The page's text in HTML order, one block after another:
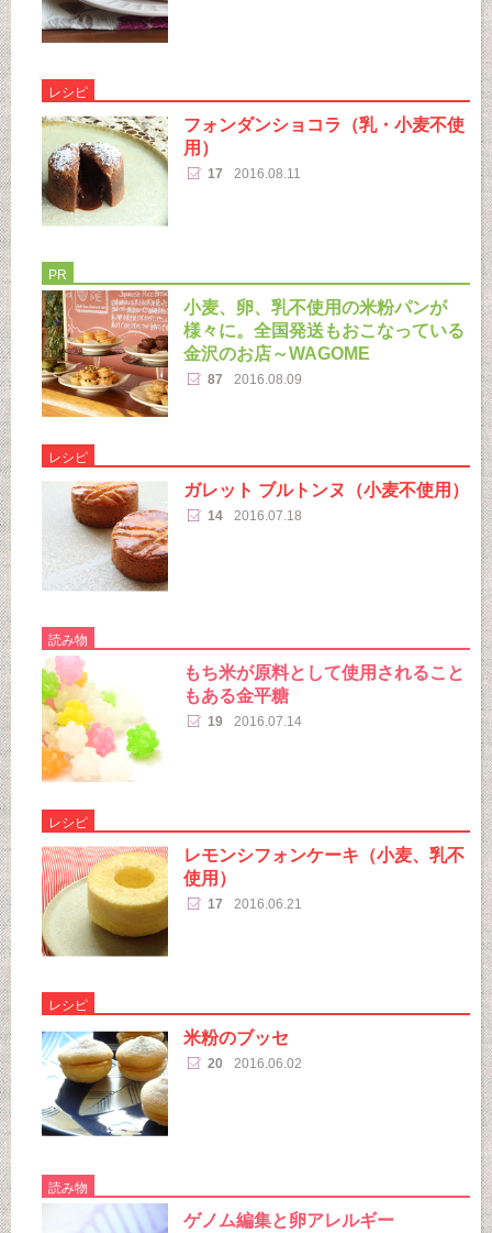
レシピ
フォンダンショコラ（乳・小麦不使
用）
17 2016.08.11
PR
小麦、卵、乳不使用の米粉パンが
様々に。全国発送もおこなっている
金沢のお店～WAGOME
87 2016.08.09
レシピ
ガレット ブルトンヌ（小麦不使用）
14 2016.07.18
読み物
もち米が原料として使用されること
もある金平糖
19 2016.07.14
レシピ
レモンシフォンケーキ（小麦、乳不
使用）
17 2016.06.21
レシピ
米粉のブッセ
20 2016.06.02
読み物
ゲノム編集と卵アレルギー